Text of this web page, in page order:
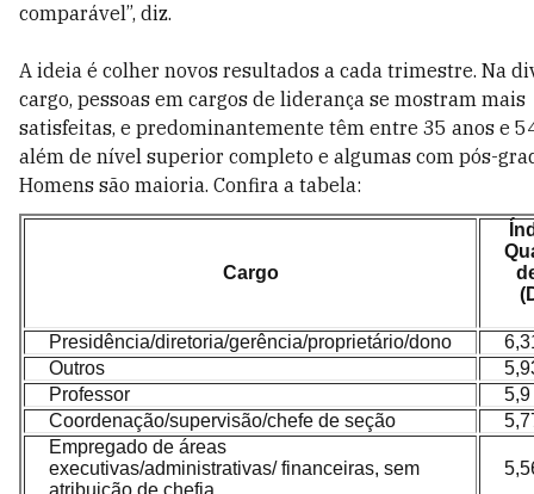
comparável”, diz.
A ideia é colher novos resultados a cada trimestre. Na
cargo, pessoas em cargos de liderança se mostram mais
satisfeitas, e predominantemente têm entre 35 anos e
além de nível superior completo e algumas com pós-
Homens são maioria. Confira a tabela:
Cargo
Presidência/diretoria/gerência/proprietário/dono
Outros
Professor
5,9
Coordenação/supervisão/chefe de seção
Empregado de áreas
executivas/administrativas/ financeiras, sem
atribuição de chefia